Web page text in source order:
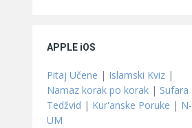
APPLE iOS
Pitaj Učene | Islamski Kviz |
Namaz korak po korak | Sufara
Tedžvid | Kur'anske Poruke | N-
UM